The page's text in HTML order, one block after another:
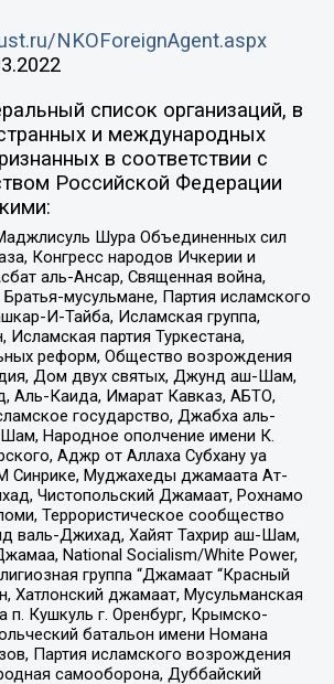
NKOForeignAgent.aspx
список организаций, в
и международных
в соответствии с
Российской Федерации
Шура Объединенных сил
Конгресс народов Ичкерии и
аль-Ансар, Священная война,
Братья-мусульмане, Партия исламского
И-Тайба, Исламская группа,
партия Туркестана,
реформ, Общество возрождения
Дом двух святых, Джунд аш-Шам,
Аль-Каида, Имарат Кавказ, АБТО,
государство, Джабха аль-
Народное ополчение имени К.
Аджр от Аллаха Субхану уа
Синрике, Муджахеды джамаата Ат-
Чистопольский Джамаат, Рохнамо
Террористическое сообщество
валь-Джихад, Хайят Тахрир аш-Шам,
National Socialism/White Power,
группа “Джамаат “Красный
Хатлонский джамаат, Мусульманская
п. Кушкуль г. Оренбург, Крымско-
батальон имени Номана
Партия исламского возрождения
самооборона, Дуббайский